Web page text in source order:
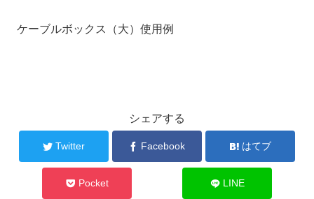
ケーブルボックス（大）使用例
シェアする
Twitter Facebook はてブ
Pocket LINE